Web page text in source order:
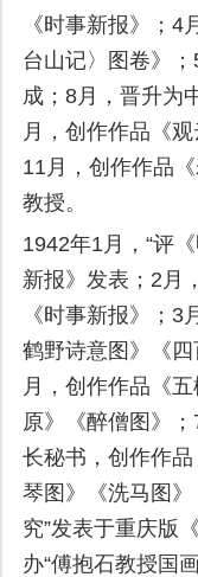
《时事新报》；
台山记〉图卷》
成；8月，晋升为
月，创作作品《
11月，创作作品
教授。
1942年1月，“评
新报》发表；2月
《时事新报》；
鹤野诗意图》《
月，创作作品《
原》《醉僧图》
长秘书，创作作
琴图》《洗马图
究”发表于重庆版
办“傅抱石教授国